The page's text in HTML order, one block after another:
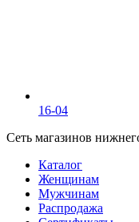
16-04
Сеть магазинов
Каталог
Женщинам
Мужчинам
Распродажа